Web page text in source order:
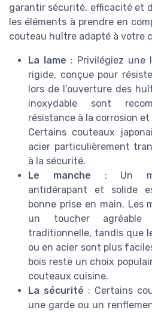
garantir sécurité, efficacité et
les éléments à prendre en
couteau huître adapté à votre
La lame : Privilégiez une
rigide, conçue pour
lors de l’ouverture des
inoxydable sont
résistance à la corrosion
Certains couteaux
acier particulièrement
à la sécurité.
Le manche : Un
antidérapant et solide
bonne prise en main. Les
un toucher
traditionnelle, tandis que
ou en acier sont plus
bois reste un choix
couteaux cuisine.
La sécurité : Certains
une garde ou un